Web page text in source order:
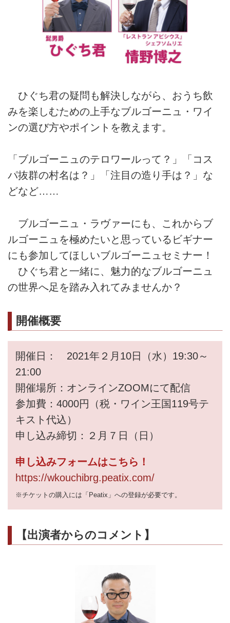
ひぐち君の疑問も解決しながら、おうち飲
みを楽しむための上手なブルゴーニュ・ワイ
ンの選び方やポイントを教えます。
「ブルゴーニュのテロワールって？」「コス
パ抜群の村名は？」「注目の造り手は？」な
どなど……
ブルゴーニュ・ラヴァーにも、これからブ
ルゴーニュを極めたいと思っているビギナー
にも参加してほしいブルゴーニュセミナー！
ひぐち君と一緒に、魅力的なブルゴーニュ
の世界へ足を踏み入れてみませんか？
開催概要
開催日： 2021年２月10日（水）19:30～
21:00
開催場所：オンラインZOOMにて配信
参加費：4000円（税・ワイン王国119号テ
キスト代込）
申し込み締切：２月７日（日）
申し込みフォームはこちら！
https://wkouchibrg.peatix.com/
※チケットの購入には「Peatix」への登録が必要です。
【出演者からのコメント】